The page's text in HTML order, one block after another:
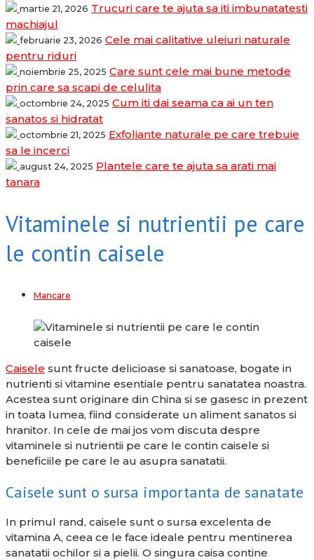
martie 21, 2026 Trucuri care te ajuta sa iti imbunatatesti
machiajul
februarie 23, 2026 Cele mai calitative uleiuri naturale
pentru riduri
noiembrie 25, 2025 Care sunt cele mai bune metode
prin care sa scapi de celulita
octombrie 24, 2025 Cum iti dai seama ca ai un ten
sanatos si hidratat
octombrie 21, 2025 Exfoliante naturale pe care trebuie
sa le incerci
august 24, 2025 Plantele care te ajuta sa arati mai
tanara
Vitaminele si nutrientii pe care
le contin caisele
Mancare
Caisele sunt fructe delicioase si sanatoase, bogate in
nutrienti si vitamine esentiale pentru sanatatea noastra.
Acestea sunt originare din China si se gasesc in prezent
in toata lumea, fiind considerate un aliment sanatos si
hranitor. In cele de mai jos vom discuta despre
vitaminele si nutrientii pe care le contin caisele si
beneficiile pe care le au asupra sanatatii.
Caisele sunt o sursa importanta de sanatate
In primul rand, caisele sunt o sursa excelenta de
vitamina A, ceea ce le face ideale pentru mentinerea
sanatatii ochilor si a pielii. O singura caisa contine